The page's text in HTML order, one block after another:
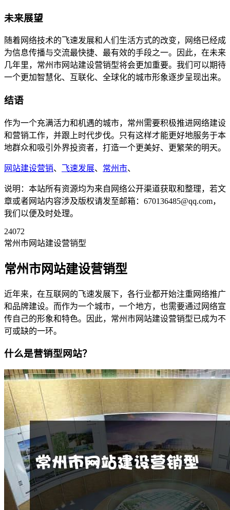
未来展望
随着网络技术的飞速发展和人们生活方式的改变，网络已经成
为信息传播与交流最快捷、最有效的手段之一。因此，在未来
几年里，常州市网站建设营销型将会更加重要。我们可以期待
一个更加智慧化、互联化、全球化的城市形象逐步呈现出来。
结语
作为一个充满活力和机遇的城市，常州需要积极推进网络建设
和营销工作，并跟上时代步伐。只有这样才能更好地服务于本
地群众和吸引外界投资者，打造一个更美好、更繁荣的明天。
网站建设营销、 飞速发展、 常州市、
说明：本站所有资源均为来自网络公开渠道获取和整理，若文
章或者网站内容涉及版权请发至邮箱：670136485@qq.com，
我们以便及时处理。
24072
常州市网站建设营销型
常州市网站建设营销型
近年来，在互联网的飞速发展下，各行业都开始注重网络推广
和品牌建设。而作为一个城市，一个地方，也需要通过网络宣
传自己的形象和特色。因此，常州市网站建设营销型已成为不
可或缺的一环。
什么是营销型网站？